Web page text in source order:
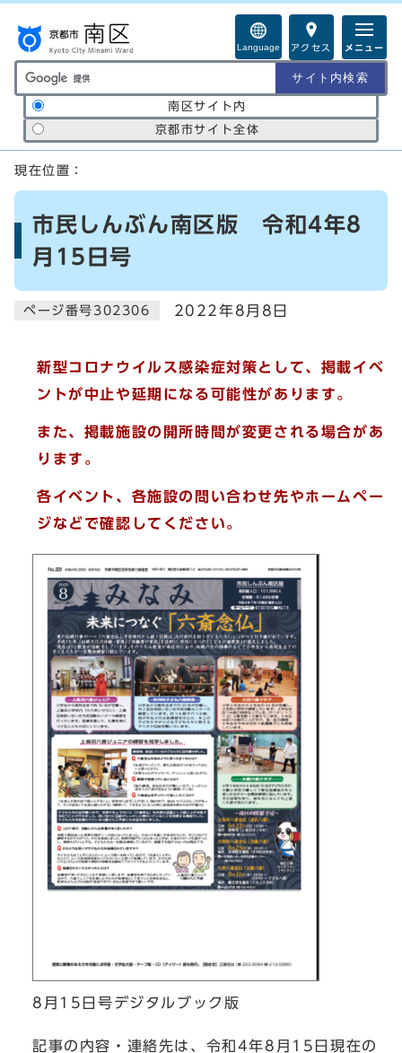
Language アクセス メニュー
サイト内検索の範囲
南区サイト内
京都市サイト全体
ここから本文です
現在位置：
市民しんぶん南区版 令和4年8
月15日号
ページ番号302306 2022年8月8日
新型コロナウイルス感染症対策として、 掲載イベ
ントが中止や延期になる可能性があります。
また、掲載施設の開所時間が変更される場合があ
ります。
各イベント、各施設の問い合わせ先やホームペー
ジなどで確認してください。
8月15日号デジタルブック版
記事の内容・連絡先は、令和4年8月15日現在の